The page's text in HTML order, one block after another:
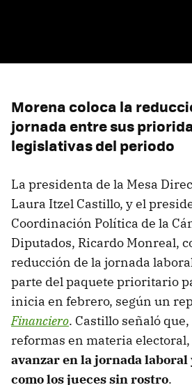
Morena coloca la
jornada entre sus
legislativas del periodo
La presidenta de la Mesa
Laura Itzel Castillo, y el
Coordinación Política de la
Diputados, Ricardo Monreal,
reducción de la jornada
parte del paquete prioritario
inicia en febrero, según un
Financiero. Castillo señaló
reformas en materia electoral,
avanzar en la jornada laboral
como los jueces sin rostro.